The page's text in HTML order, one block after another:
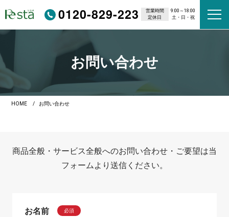
0120-829-223 営業時間
9:00～18:00
定休日
土・日・祝
お問い合わせ
HOME お問い合わせ
商品全般・サービス全般へのお問い合わせ・ご要望は当
フォームより送信ください。
お名前 必須